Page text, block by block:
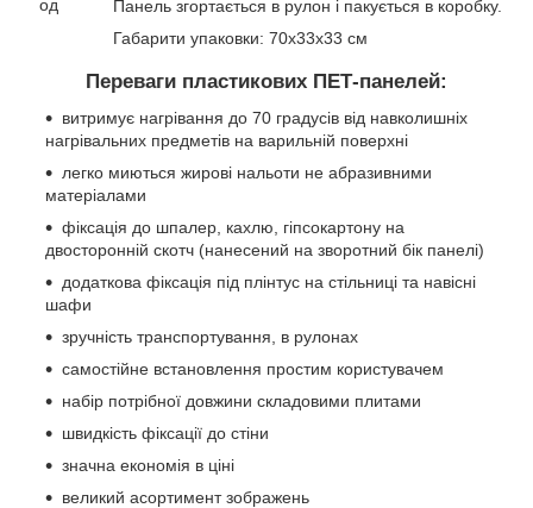
Панель згортається в рулон і пакується в коробку.
Габарити упаковки: 70х33х33 см
Переваги пластикових ПЕТ-панелей:
витримує нагрівання до 70 градусів від навколишніх
нагрівальних предметів на варильній поверхні
легко миються жирові нальоти не абразивними
матеріалами
фіксація до шпалер, кахлю, гіпсокартону на
двосторонній скотч (нанесений на зворотний бік панелі)
додаткова фіксація під плінтус на стільниці та навісні
шафи
зручність транспортування, в рулонах
самостійне встановлення простим користувачем
набір потрібної довжини складовими плитами
швидкість фіксації до стіни
значна економія в ціні
великий асортимент зображень